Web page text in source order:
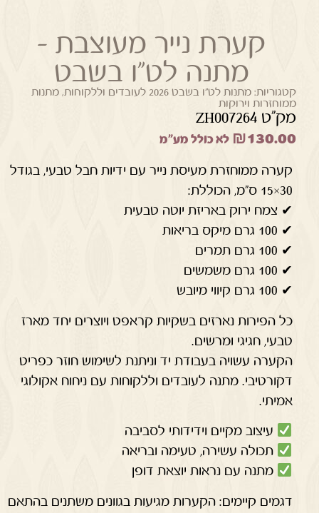
קערת נייר מעוצבת –
מתנה לט"ו בשבט
קטגוריות: מתנות לט"ו בשבט 2026 לעובדים וללקוחות ,מתנות
ממוחזרות וירוקות
מק"ט ZH007264
₪130.00 לא כולל מע"מ
קערה ממוחזרת מעיסת נייר עם ידיות חבל טבעי, בגודל
30×15 ס"מ, הכוללת:
✔ צמח ירוק באריזת יוטה טבעית
✔ 100 גרם מיקס בריאות
✔ 100 גרם תמרים
✔ 100 גרם משמשים
✔ 100 גרם קיווי מיובש
כל הפירות נארזים בשקיות קראפט ויוצרים יחד מארז
טבעי, חגיגי ומרשים.
הקערה עשויה בעבודת יד וניתנת לשימוש חוזר כפריט
דקורטיבי. מתנה לעובדים וללקוחות עם ניחוח אקולוגי
אמיתי.
עיצוב מקיים וידידותי לסביבה
תכולה עשירה, טעימה ובריאה
מתנה עם נראות יוצאת דופן
דגמים קיימים: הקערות מגיעות בגוונים משתנים בהתאם